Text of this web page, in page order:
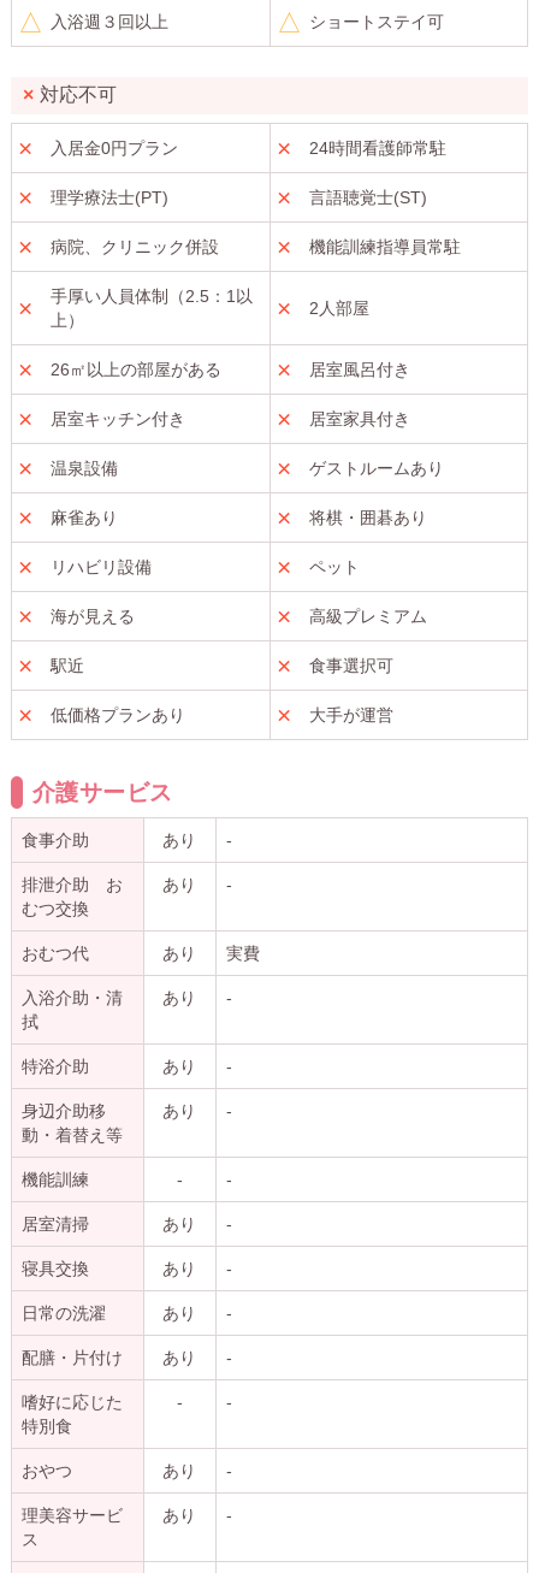
入浴週３回以上 ショートステイ可
対応不可
入居金0円プラン 24時間看護師常駐
理学療法士(PT) 言語聴覚士(ST)
病院、クリニック併設 機能訓練指導員常駐
手厚い人員体制（2.5：1以
上）
2人部屋
26㎡以上の部屋がある 居室風呂付き
居室キッチン付き 居室家具付き
温泉設備 ゲストルームあり
麻雀あり 将棋・囲碁あり
リハビリ設備 ペット
海が見える 高級プレミアム
駅近 食事選択可
低価格プランあり 大手が運営
介護サービス
食事介助 あり -
排泄介助 お
むつ交換
あり -
おむつ代 あり 実費
入浴介助・清
拭
あり -
特浴介助 あり -
身辺介助移
動・着替え等
あり -
機能訓練 - -
居室清掃 あり -
寝具交換 あり -
日常の洗濯 あり -
配膳・片付け あり -
嗜好に応じた
特別食
- -
おやつ あり -
理美容サービ
ス
あり -